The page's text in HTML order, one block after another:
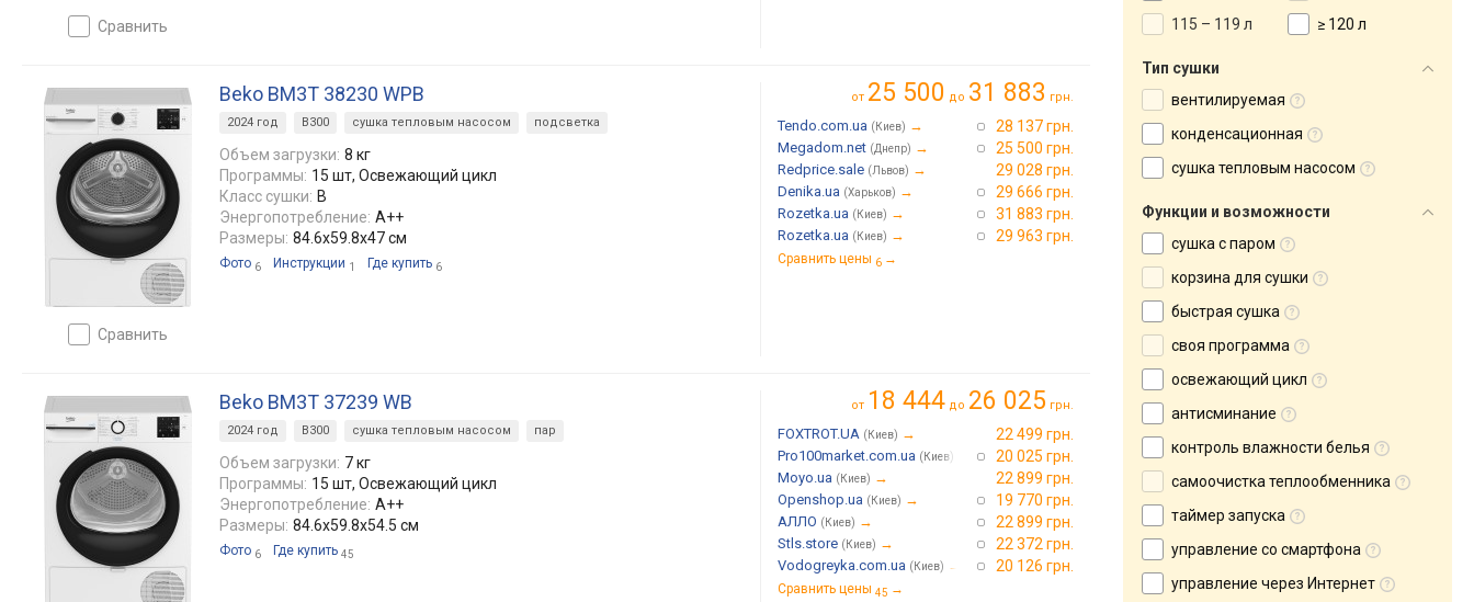
сравнить
сравнить
Beko BM3T 38230 WPB
2024 год B300 сушка тепловым насосом подсветка
Объем загрузки: 8 кг
Программы: 15 шт, Освежающий цикл
Класс сушки: B
Энергопотребление: A++
Размеры: 84.6x59.8x47 см
Фото 6 Инструкции 1 Где купить 6
от 25 500 до 31 883 грн.
Tendo.com.ua (Киев) → 28 137 грн.
Megadom.net (Днепр) → 25 500 грн.
Redprice.sale (Львов) → 29 028 грн.
Denika.ua (Харьков) → 29 666 грн.
Rozetka.ua (Киев) → 31 883 грн.
Rozetka.ua (Киев) → 29 963 грн.
Сравнить цены 6 →
Beko BM3T 37239 WB
2024 год B300 сушка тепловым насосом пар
Объем загрузки: 7 кг
Программы: 15 шт, Освежающий цикл
Энергопотребление: A++
Размеры: 84.6x59.8x54.5 см
Фото 6 Где купить 45
от 18 444 до 26 025 грн.
FOXTROT.UA (Киев) → 22 499 грн.
Pro100market.com.ua (Киев) 20 025 грн.
Moyo.ua (Киев) → 22 899 грн.
Openshop.ua (Киев) → 19 770 грн.
АЛЛО (Киев) → 22 899 грн.
Stls.store (Киев) → 22 372 грн.
Vodogreyka.com.ua (Киев) → 20 126 грн.
Сравнить цены 45 →
115 – 119 л
≥ 120 л
Тип сушки
вентилируемая
конденсационная
сушка тепловым насосом
Функции и возможности
сушка с паром
корзина для сушки
быстрая сушка
своя программа
освежающий цикл
антисминание
контроль влажности белья
самоочистка теплообменника
таймер запуска
управление со смартфона
управление через Интернет